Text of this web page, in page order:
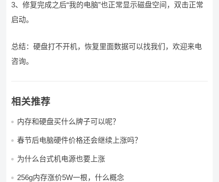
3、修复完成之后“我的电脑”也正常显示磁盘空间，双击正常
启动。
总结：硬盘打不开机，恢复里面数据可以找我们，欢迎来电
咨询。
相关推荐
内存和硬盘买什么牌子可以呢？
春节后电脑硬件价格还会继续上涨吗？
为什么台式机电源也要上涨
256g内存涨价5W一根，什么概念